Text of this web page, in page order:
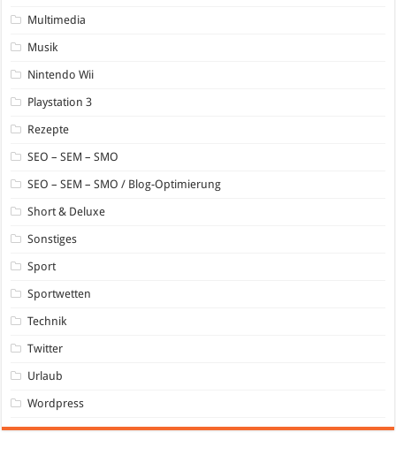
Multimedia
Musik
Nintendo Wii
Playstation 3
Rezepte
SEO – SEM – SMO
SEO – SEM – SMO / Blog-Optimierung
Short & Deluxe
Sonstiges
Sport
Sportwetten
Technik
Twitter
Urlaub
Wordpress